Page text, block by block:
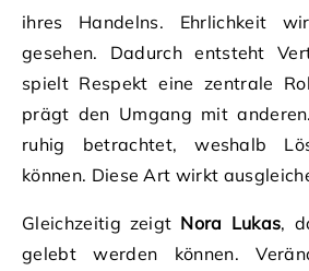
ihres Handelns. Ehrlichkeit
gesehen. Dadurch entsteht
spielt Respekt eine zentrale
prägt den Umgang mit
ruhig betrachtet, weshalb
können. Diese Art wirkt
Gleichzeitig zeigt Nora Lukas,
gelebt werden können.